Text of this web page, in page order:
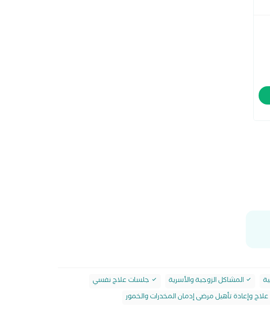
المشاكل الزوجية والأسرية
جلسات علاج نفسي
علاج وإعادة تأهيل مرضى إدمان المخدرات والخمور